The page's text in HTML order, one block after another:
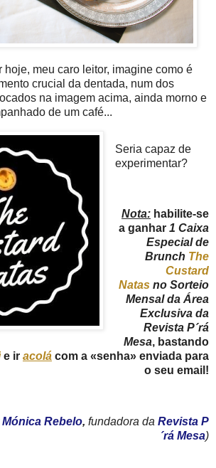
hoje, meu caro leitor, imagine como é
crucial da dentada, num dos
na imagem acima, ainda morno e
de um café...
Seria capaz de
experimentar?
Nota: habilite-se
a ganhar 1 Caixa
Especial de
Brunch The
Custard
Natas no Sorteio
Mensal da Área
Exclusiva da
Revista P´rá
Mesa, bastando
e ir acolá com a «senha» enviada para
o seu email!
Mónica Rebelo, fundadora da Revista P
´rá Mesa)